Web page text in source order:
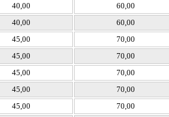
40,00
60,00
40,00
60,00
45,00
70,00
45,00
70,00
45,00
70,00
45,00
70,00
45,00
70,00